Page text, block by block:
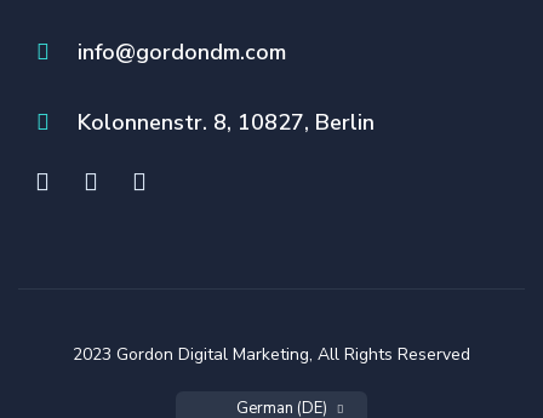
info@gordondm.com
Kolonnenstr. 8, 10827, Berlin
2023 Gordon Digital Marketing, All Rights Reserved
German (DE)